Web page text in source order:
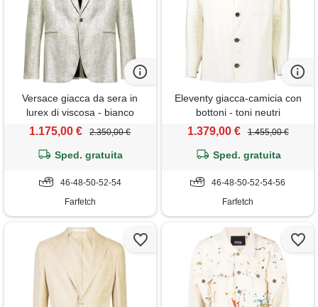
Versace giacca da sera in
lurex di viscosa - bianco
1.175,00 € 2.350,00 €
Sped. gratuita
46-48-50-52-54
Farfetch
Eleventy giacca-camicia con
bottoni - toni neutri
1.379,00 € 1.455,00 €
Sped. gratuita
46-48-50-52-54-56
Farfetch